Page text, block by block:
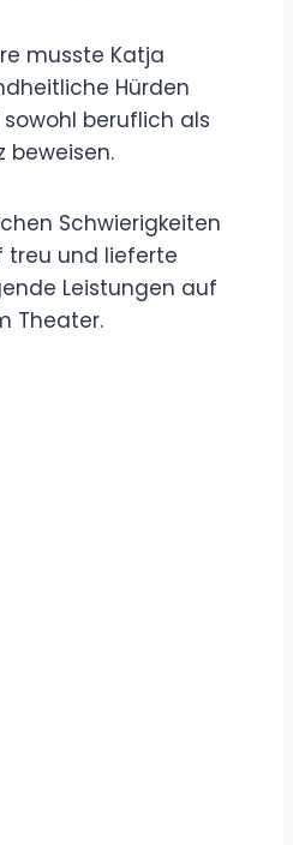
musste Katja
Hürden
beruflich als
beweisen.
Schwierigkeiten
treu und lieferte
Leistungen auf
Theater.